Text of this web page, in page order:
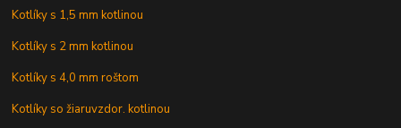
Kotlíky s 1,5 mm kotlinou
Kotlíky s 2 mm kotlinou
Kotlíky s 4,0 mm roštom
Kotlíky so žiaruvzdor. kotlinou